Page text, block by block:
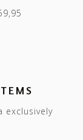
exclusively